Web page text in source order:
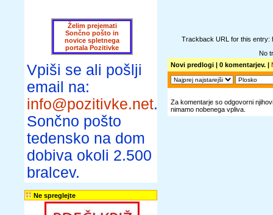
Želim prejemati
Sončno pošto in
novice spletnega
portala Pozitivke
Vpiši se ali pošlji
email na:
info@pozitivke.net.
Sončno pošto
tedensko na dom
dobiva okoli 2.500
bralcev.
Ne spreglejte
Trackback URL for this entry:
No
Novi predlogi | 0 komentarjev. |
Za komentarje so odgovorni
nimamo nobenega vpliva.